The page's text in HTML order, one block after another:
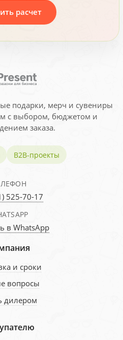
расчет
подарки, мерч и сувениры
с выбором, бюджетом и
заказа.
B2B-проекты
525-70-17
в WhatsApp
и сроки
вопросы
дилером